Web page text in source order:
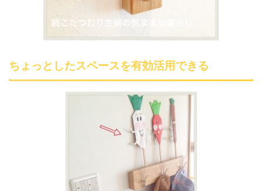
ちょっとしたスペースを有効活用できる